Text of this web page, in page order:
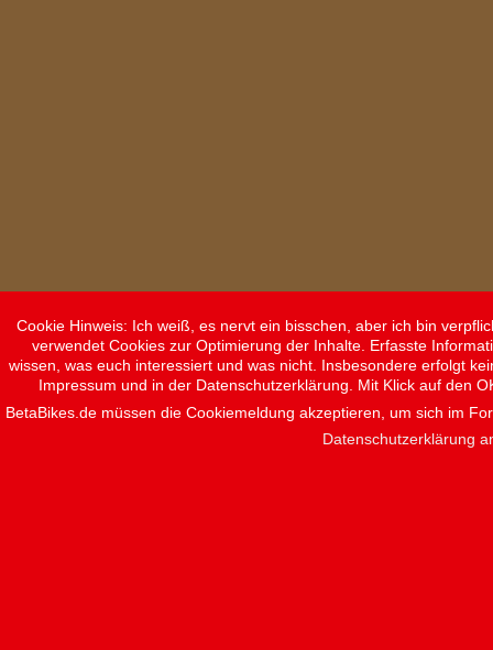
Cookie Hinweis: Ich weiß, es nervt ein bisschen, aber ich bin
verwendet Cookies zur Optimierung der Inhalte. Erfasste
wissen, was euch interessiert und was nicht. Insbesondere erfolgt
Impressum und in der Datenschutzerklärung. Mit Klick auf den
BetaBikes.de müssen die Cookiemeldung akzeptieren, um sich im
Datenschutzerklärung